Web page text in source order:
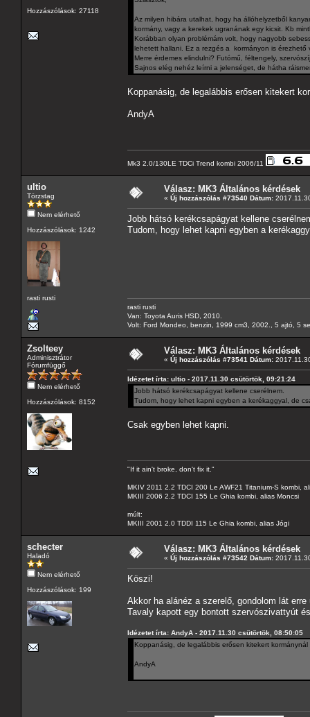
Hozzászólások: 27118
Az milyen hibára utalhat, hogy ha állóhelyzetből
kormány, vagy a kerekek ugranának egy kicsit. Kb
Korábban olyan problémám volt, hogy nagyobb
lehetett hallani. Ez a rezgés a kormányon is érezhető
Merre érdemes elindulni? Futómű, féltengely,
Sajnos elég nehéz leírni a jelenséget, de hátha
Koppanásig, de legalábbis erősen kitekert
AndyA
Mk3 2.0/130LE TDCi Trend kombi 2006/11
ultio
Törzstag
Nem elérhető
Hozzászólások: 1242
rasti rusti
Válasz: MK3 Általános kérdések
« Új hozzászólás #73540 Dátum:
Jobb hátsó kerékcsapágyat kellene
Tudom, hogy lehet kapni egyben a
rasti rusti
Van: Toyota Auris HSD, 2010.
Volt: Ford Mondeo, benzin, 1999 cm3, 2002., 5 ajtó, 5
Zsolteey
Adminisztrátor
Fórumfüggő
Nem elérhető
Hozzászólások: 8152
Válasz: MK3 Általános kérdések
« Új hozzászólás #73541 Dátum:
Idézetet írta: ultio - 2017.11.30 csütörtök, 09:21:24
Jobb hátsó kerékcsapágyat kellene cserélnem.
Tudom, hogy lehet kapni egyben a kerékaggyal, de
Csak egyben lehet kapni.
"If it ain't broke, don't fix it."
MKIV 2011 2.2 TDCI 200 Le AWF21 Titanium-S kombi,
MKIII 2006 2.2 TDCI 155 Le Ghia kombi, alias Moncsi
múlt:
MKIII 2001 2.0 TDDI 115 Le Ghia kombi, alias Jógi
schecter
Haladó
Nem elérhető
Hozzászólások: 199
Válasz: MK3 Általános kérdések
« Új hozzászólás #73542 Dátum:
Köszi!
Akkor ha alánéz a szerelő, gondolom lát
Tavaly kapott egy bontott szervószivattyút
Idézetet írta: AndyA - 2017.11.30 csütörtök, 08:50:05
Koppanásig, de legalábbis erősen kitekert
AndyA